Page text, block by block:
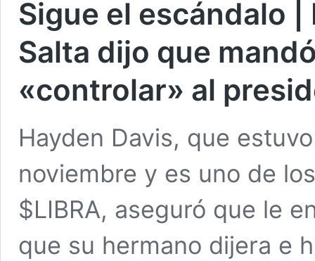
Sigue el escándalo
Salta dijo que
«controlar» al
Hayden Davis, que
noviembre y es uno de
$LIBRA, aseguró que le
que su hermano dijera e